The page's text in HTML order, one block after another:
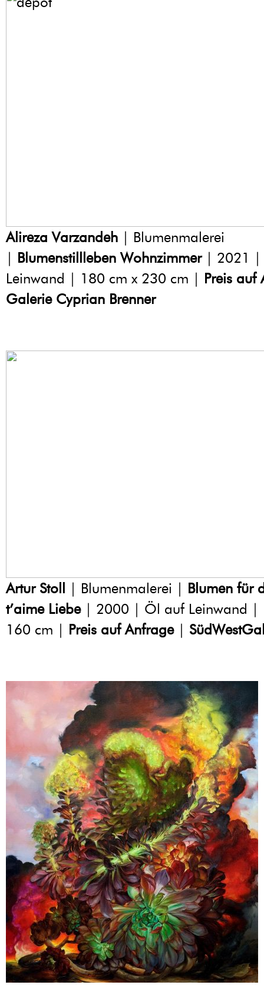
Alireza Varzandeh | Blumenmalerei
| Blumenstillleben Wohnzimmer | 2021 |
Leinwand | 180 cm x 230 cm | Preis auf
Galerie Cyprian Brenner
Artur Stoll | Blumenmalerei | Blumen für
t’aime Liebe| 2000 | Öl auf Leinwand |
160 cm | Preis auf Anfrage|